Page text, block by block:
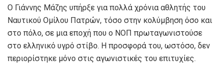
Ο Γιάννης Μάζης υπήρξε για πολλά χρόνια αθλητής του
Ναυτικού Ομίλου Πατρών, τόσο στην κολύμβηση όσο και
στο πόλο, σε μια εποχή που ο ΝΟΠ πρωταγωνιστούσε
στο ελληνικό υγρό στίβο. Η προσφορά του, ωστόσο, δεν
περιορίστηκε μόνο στις αγωνιστικές του επιτυχίες.